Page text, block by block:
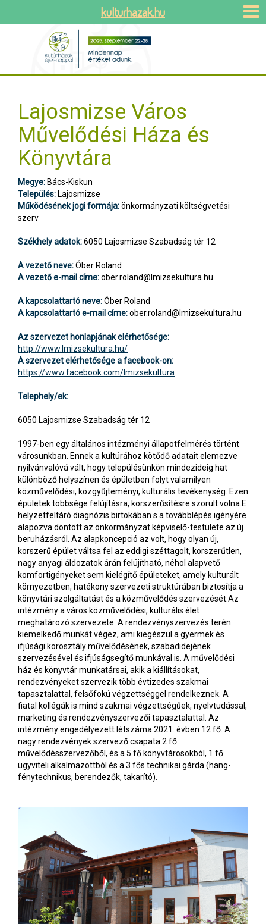
Lajosmizse Város
Művelődési Háza és
Könyvtára
Megye: Bács-Kiskun
Település: Lajosmizse
Működésének jogi formája:önkormányzati költségvetési
szerv
Székhely adatok:6050 Lajosmizse Szabadság tér 12
A vezető neve:Óber Roland
A vezető e-mail címe:ober.roland@lmizsekultura.hu
A kapcsolattartó neve:Óber Roland
A kapcsolattartó e-mail címe:ober.roland@lmizsekultura.hu
Az szervezet honlapjának elérhetősége:
http://www.lmizsekultura.hu/
A szervezet elérhetősége a facebook-on:
https://www.facebook.com/lmizsekultura
Telephely/ek:
6050 Lajosmizse Szabadság tér 12
1997-ben egy általános intézményi állapotfelmérés történt
városunkban. Ennek a kultúrához kötődő adatait elemezve
nyilvánvalóvá vált, hogy településünkön mindezideig hat
különböző helyszínen és épületben folyt valamilyen
közművelődési, közgyűjteményi, kulturális tevékenység. Ezen
épületek többsége felújításra, korszerűsítésre szorult volna.E
helyzetfeltáró diagnózis birtokában s a továbblépés igényére
alapozva döntött az önkormányzat képviselő-testülete az új
beruházásról. Az alapkoncepció az volt, hogy olyan új,
korszerű épület váltsa fel az eddigi széttagolt, korszerűtlen,
nagy anyagi áldozatok árán felújítható, néhol alapvető
komfortigényeket sem kielégítő épületeket, amely kulturált
környezetben, hatékony szervezeti struktúrában biztosítja a
könyvtári szolgáltatást és a közművelődés szervezését.Az
intézmény a város közművelődési, kulturális élet
meghatározó szervezete. A rendezvényszervezés terén
kiemelkedő munkát végez, ami kiegészül a gyermek és
ifjúsági korosztály művelődésének, szabadidejének
szervezésével és ifjúságsegítő munkával is. A művelődési
ház és könyvtár munkatársai, akik a kiállításokat,
rendezvényeket szervezik több évtizedes szakmai
tapasztalattal, felsőfokú végzettséggel rendelkeznek. A
fiatal kollégák is mind szakmai végzettségűek, nyelvtudással,
marketing és rendezvényszervezői tapasztalattal. Az
intézmény engedélyezett létszáma 2021. évben 12 fő. A
nagy rendezvények szervező csapata 2 fő
művelődésszervezőből, és a 5 fő könyvtárosokból, 1 fő
ügyviteli alkalmazottból és a 3 fős technikai gárda (hang-
fénytechnikus, berendezők, takarító).
kulturhazak.hu